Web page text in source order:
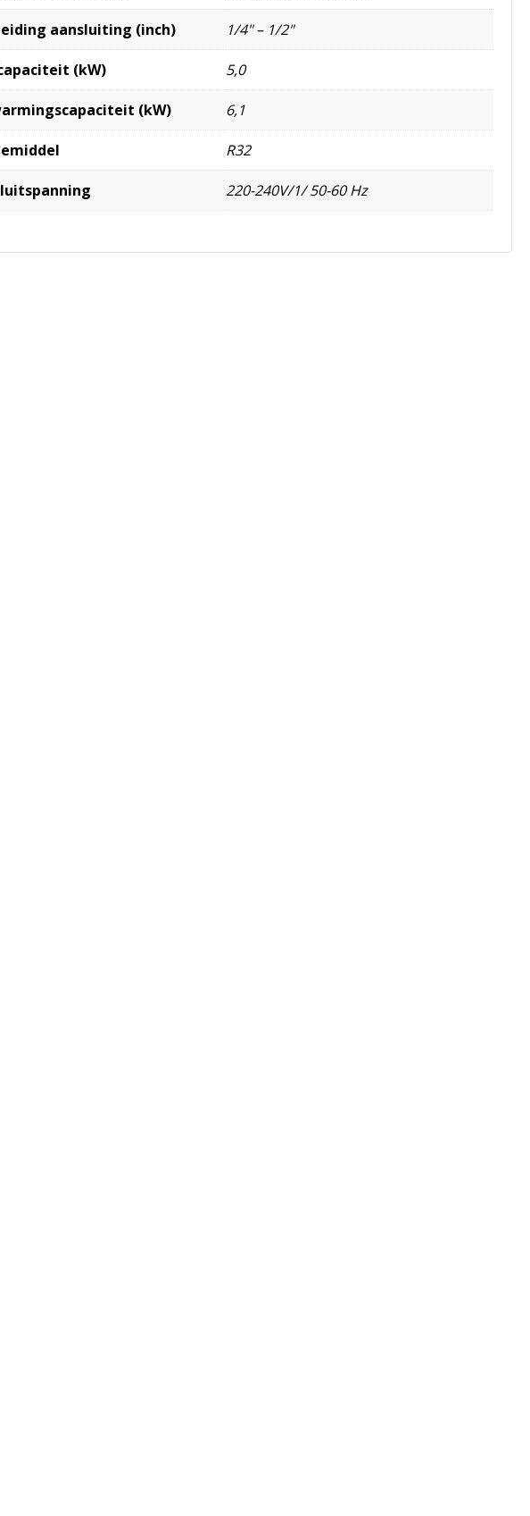
aansluiting (inch) 1/4" – 1/2"
(kW) 5,0
(kW) 6,1
R32
220-240V/1/ 50-60 Hz